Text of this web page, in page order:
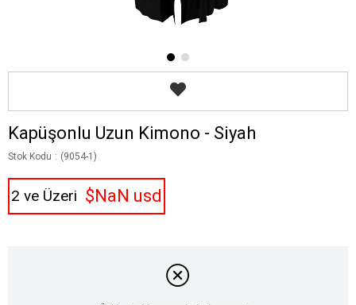
Kapüşonlu Uzun Kimono - Siyah
Stok Kodu (9054-1)
2 ve Üzeri $NaN usd